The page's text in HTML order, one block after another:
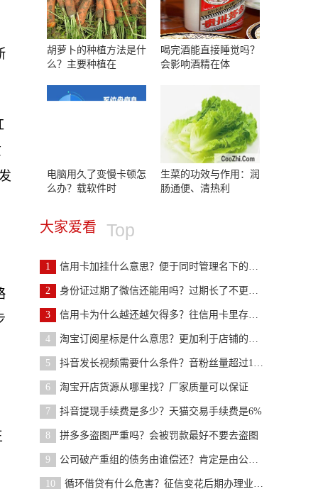
胡萝卜的种植方法是什
么？主要种植在
喝完酒能直接睡觉吗？
会影响酒精在体
电脑用久了变慢卡顿怎
么办？载软件时
生菜的功效与作用：润
肠通便、清热利
大家爱看 Top
1 信用卡加挂什么意思？便于同时管理名下的银行卡
2 身份证过期了微信还能用吗？过期长了不更改就会影响
3 信用卡为什么越还越欠得多？往信用卡里存钱了吧
4 淘宝订阅星标是什么意思？更加利于店铺的运行
5 抖音发长视频需要什么条件？音粉丝量超过1000
6 淘宝开店货源从哪里找？厂家质量可以保证
7 抖音提现手续费是多少？天猫交易手续费是6%
8 拼多多盗图严重吗？会被罚款最好不要去盗图
9 公司破产重组的债务由谁偿还？肯定是由公司来承担的
10 循环借贷有什么危害？征信变花后期办理业务受影响